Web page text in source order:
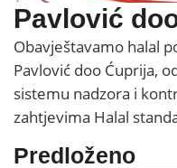
Pavlović
Obavještavamo halal
Pavlović doo Ćuprija,
sistemu nadzora i
zahtjevima Halal
Predloženo